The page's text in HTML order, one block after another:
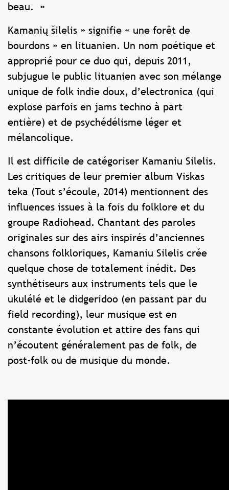
beau. »
Kamanių šilelis » signifie « une forêt de
bourdons » en lituanien. Un nom poétique et
approprié pour ce duo qui, depuis 2011,
subjugue le public lituanien avec son mélange
unique de folk indie doux, d’electronica (qui
explose parfois en jams techno à part
entière) et de psychédélisme léger et
mélancolique.
Il est difficile de catégoriser Kamaniu Silelis.
Les critiques de leur premier album Viskas
teka (Tout s’écoule, 2014) mentionnent des
influences issues à la fois du folklore et du
groupe Radiohead. Chantant des paroles
originales sur des airs inspirés d’anciennes
chansons folkloriques, Kamaniu Silelis crée
quelque chose de totalement inédit. Des
synthétiseurs aux instruments tels que le
ukulélé et le didgeridoo (en passant par du
field recording), leur musique est en
constante évolution et attire des fans qui
n’écoutent généralement pas de folk, de
post-folk ou de musique du monde.